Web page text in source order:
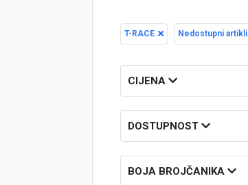
Loyalty Club
Brendovi
Swiss🇨🇭
T-RACE Nedostupni artikli
CIJENA
DOSTUPNOST
BOJA BROJČANIKA